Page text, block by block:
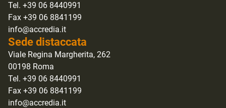
Tel. +39 06 8440991
Fax +39 06 8841199
info@accredia.it
Sede distaccata
Viale Regina Margherita, 262
00198 Roma
Tel. +39 06 8440991
Fax +39 06 8841199
info@accredia.it